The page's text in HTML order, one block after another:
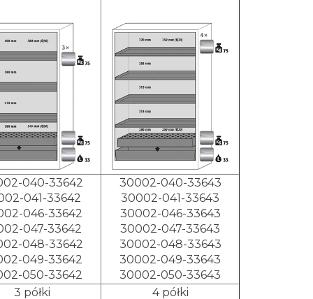
040-33642
041-33642
046-33642
047-33642
048-33642
049-33642
050-33642
30002-040-33643
30002-041-33643
30002-046-33643
30002-047-33643
30002-048-33643
30002-049-33643
30002-050-33643
3 półki
4 półki